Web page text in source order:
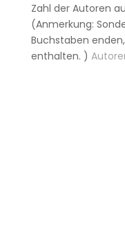
Zahl der Autoren
(Anmerkung:
Buchstaben
enthalten. )